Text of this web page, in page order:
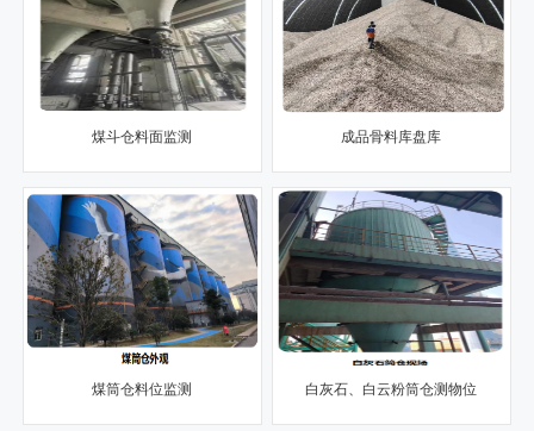
煤斗仓料面监测 成品骨料库盘库
煤筒仓料位监测 白灰石、白云粉筒仓测物位